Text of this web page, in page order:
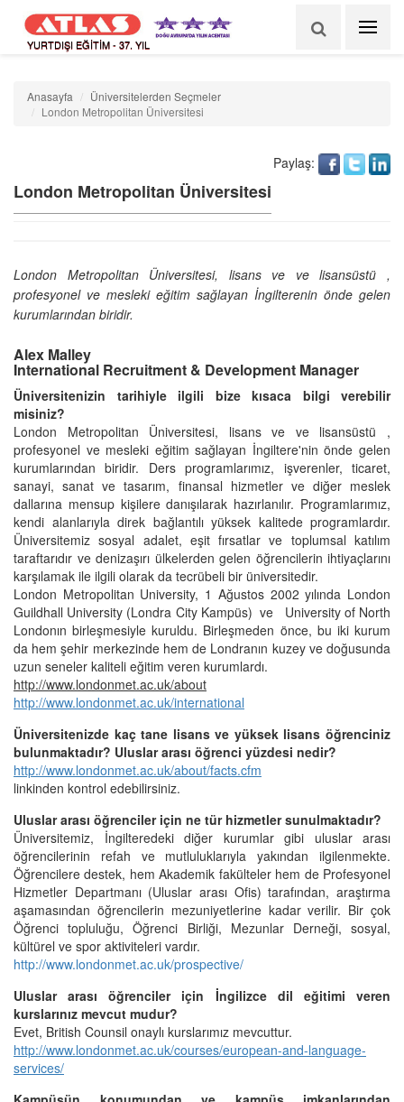
YURTDIŞI EĞİTİM - 37. YIL
Anasayfa
Üniversitelerden Seçmeler
London Metropolitan Üniversitesi
London Metropolitan Üniversitesi
Paylaş:
London Metropolitan Üniversitesi, lisans ve ve lisansüstü ,
profesyonel ve mesleki eğitim sağlayan İngilterenin önde gelen
kurumlarından biridir.
Alex Malley
International Recruitment & Development Manager
Üniversitenizin tarihiyle ilgili bize kısaca bilgi verebilir
misiniz?
London Metropolitan Üniversitesi, lisans ve ve lisansüstü ,
profesyonel ve mesleki eğitim sağlayan İngiltere'nin önde gelen
kurumlarından biridir. Ders programlarımız, işverenler, ticaret,
sanayi, sanat ve tasarım, finansal hizmetler ve diğer meslek
dallarına mensup kişilere danışılarak hazırlanılır. Programlarımız,
kendi alanlarıyla direk bağlantılı yüksek kalitede programlardır.
Üniversitemiz sosyal adalet, eşit fırsatlar ve toplumsal katılım
taraftarıdır ve denizaşırı ülkelerden gelen öğrencilerin ihtiyaçlarını
karşılamak ile ilgili olarak da tecrübeli bir üniversitedir.
London Metropolitan University, 1 Ağustos 2002 yılında London
Guildhall University (Londra City Kampüs) ve University of North
Londonın birleşmesiyle kuruldu. Birleşmeden önce, bu iki kurum
da hem şehir merkezinde hem de Londranın kuzey ve doğusunda
uzun seneler kaliteli eğitim veren kurumlardı.
http://www.londonmet.ac.uk/about
http://www.londonmet.ac.uk/international
Üniversitenizde kaç tane lisans ve yüksek lisans öğrenciniz
bulunmaktadır? Uluslar arası öğrenci yüzdesi nedir?
http://www.londonmet.ac.uk/about/facts.cfm
linkinden kontrol edebilirsiniz.
Uluslar arası öğrenciler için ne tür hizmetler sunulmaktadır?
Üniversitemiz, İngilteredeki diğer kurumlar gibi uluslar arası
öğrencilerinin refah ve mutluluklarıyla yakından ilgilenmekte.
Öğrencilere destek, hem Akademik fakülteler hem de Profesyonel
Hizmetler Departmanı (Uluslar arası Ofis) tarafından, araştırma
aşamasından öğrencilerin mezuniyetlerine kadar verilir. Bir çok
Öğrenci topluluğu, Öğrenci Birliği, Mezunlar Derneği, sosyal,
kültürel ve spor aktiviteleri vardır.
http://www.londonmet.ac.uk/prospective/
Uluslar arası öğrenciler için İngilizce dil eğitimi veren
kurslarınız mevcut mudur?
Evet, British Counsil onaylı kurslarımız mevcuttur.
http://www.londonmet.ac.uk/courses/european-and-language-
services/